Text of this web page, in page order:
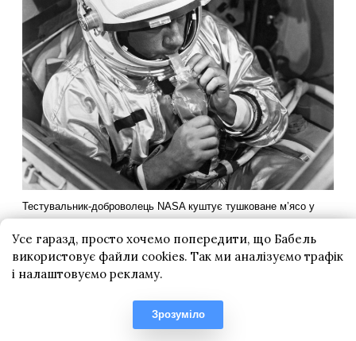
Усе гаразд, просто хочемо попередити, що Бабель
використовує файли cookies. Так ми аналізуємо трафік
і налаштовуємо рекламу.
Зрозуміло